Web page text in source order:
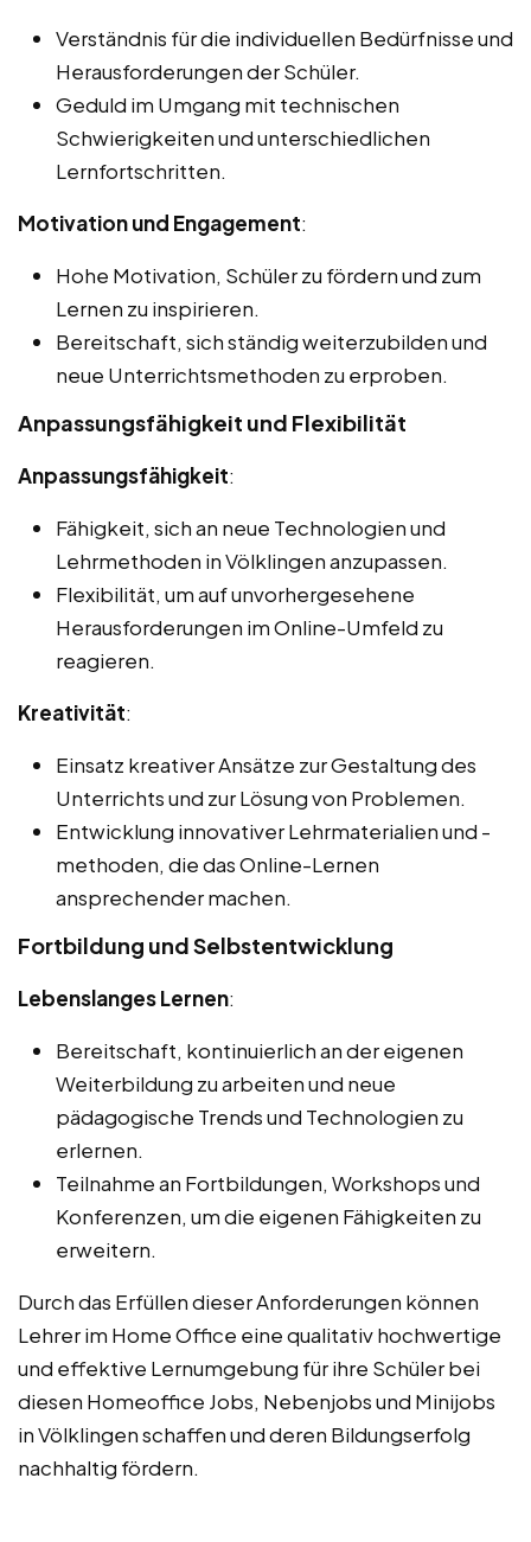
Verständnis für die individuellen Bedürfnisse und
Herausforderungen der Schüler.
Geduld im Umgang mit technischen
Schwierigkeiten und unterschiedlichen
Lernfortschritten.
Motivation und Engagement:
Hohe Motivation, Schüler zu fördern und zum
Lernen zu inspirieren.
Bereitschaft, sich ständig weiterzubilden und
neue Unterrichtsmethoden zu erproben.
Anpassungsfähigkeit und Flexibilität
Anpassungsfähigkeit:
Fähigkeit, sich an neue Technologien und
Lehrmethoden in Völklingen anzupassen.
Flexibilität, um auf unvorhergesehene
Herausforderungen im Online-Umfeld zu
reagieren.
Kreativität:
Einsatz kreativer Ansätze zur Gestaltung des
Unterrichts und zur Lösung von Problemen.
Entwicklung innovativer Lehrmaterialien und -
methoden, die das Online-Lernen
ansprechender machen.
Fortbildung und Selbstentwicklung
Lebenslanges Lernen:
Bereitschaft, kontinuierlich an der eigenen
Weiterbildung zu arbeiten und neue
pädagogische Trends und Technologien zu
erlernen.
Teilnahme an Fortbildungen, Workshops und
Konferenzen, um die eigenen Fähigkeiten zu
erweitern.
Durch das Erfüllen dieser Anforderungen können
Lehrer im Home Office eine qualitativ hochwertige
und effektive Lernumgebung für ihre Schüler bei
diesen Homeoffice Jobs, Nebenjobs und Minijobs
in Völklingen schaffen und deren Bildungserfolg
nachhaltig fördern.